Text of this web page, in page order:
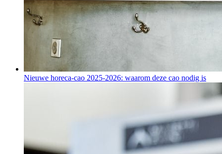
Nieuwe horeca-cao 2025-2026: waarom deze cao nodig is